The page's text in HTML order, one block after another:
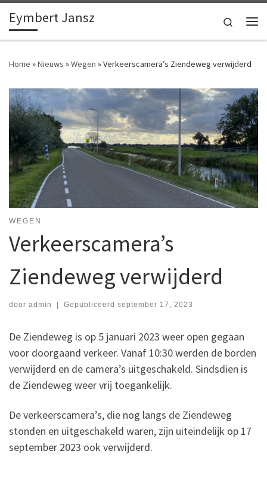
Ga naar inhoud
Eymbert Jansz
Search
Home »Nieuws »Wegen »Verkeerscamera’s Ziendeweg verwijderd
WEGEN
Verkeerscamera’s
Ziendeweg verwijderd
door admin Gepubliceerd september 17, 2023
De Ziendeweg is op 5 januari 2023 weer open gegaan
voor doorgaand verkeer. Vanaf 10:30 werden de borden
verwijderd en de camera’s uitgeschakeld. Sindsdien is
de Ziendeweg weer vrij toegankelijk.
De verkeerscamera’s, die nog langs de Ziendeweg
stonden en uitgeschakeld waren, zijn uiteindelijk op 17
september 2023 ook verwijderd.